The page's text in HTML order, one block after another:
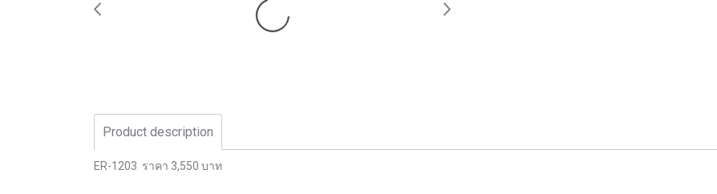
Product description
ER-1203 ราคา 3,550 บาท